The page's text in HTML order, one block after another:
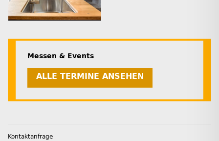
Messen & Events
ALLE TERMINE ANSEHEN
Kontaktanfrage